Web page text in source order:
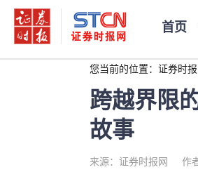
首页
您当前的位置： 证券时报
跨越界限
故事
来源：证券时报网 作